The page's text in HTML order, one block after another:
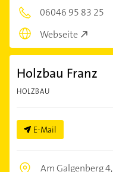
06046 95 83 25
Webseite
Holzbau Franz
HOLZBAU
E-Mail
Am Galgenberg 4,